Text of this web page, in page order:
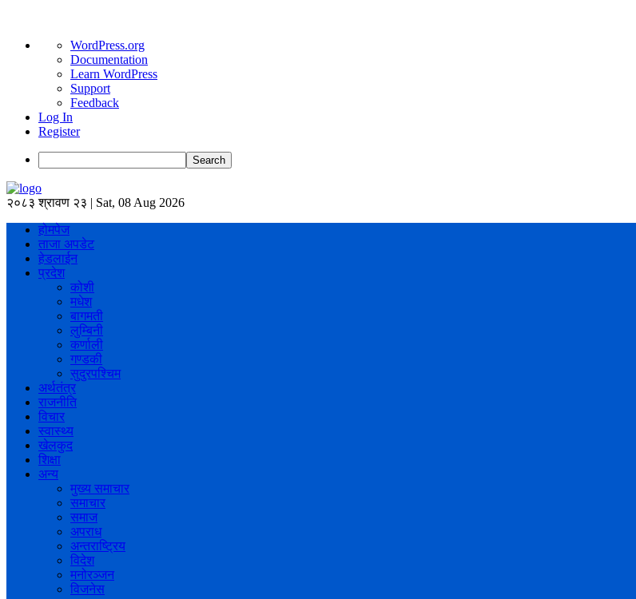
About
WordPress
WordPress.org
Documentation
Learn WordPress
Support
Feedback
Log In
Register
Search
२०८३ श्रावण २३ | Sat, 08 Aug 2026
होमपेज
ताजा अपडेट
हेडलाईन
प्रदेश
कोशी
मधेश
बागमती
लुम्बिनी
कर्णाली
गण्डकी
सुदुरपश्चिम
अर्थतंत्र
राजनीति
विचार
स्वास्थ्य
खेलकुद
शिक्षा
अन्य
मुख्य समाचार
समाचार
समाज
अपराध
अन्तराष्ट्रिय
विदेश
मनोरञ्जन
विजनेस